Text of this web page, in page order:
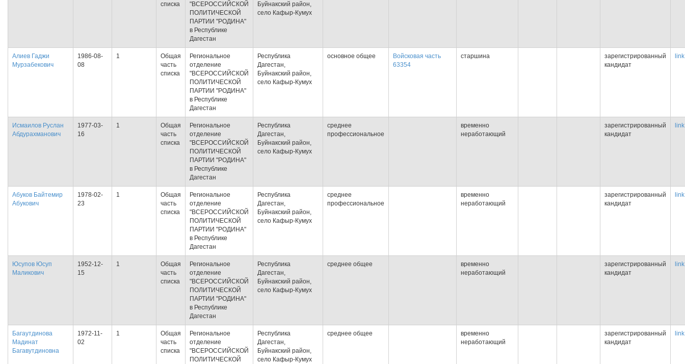
списка
"ВСЕРОССИЙСКОЙ
ПОЛИТИЧЕСКОЙ
ПАРТИИ "РОДИНА"
в Республике
Дагестан
Буйнакский район,
село Кафыр-Кумух
Алиев Гаджи
Мурзабекович
1986-08-
08
1
Общая
часть
списка
Региональное
отделение
"ВСЕРОССИЙСКОЙ
ПОЛИТИЧЕСКОЙ
ПАРТИИ "РОДИНА"
в Республике
Дагестан
Республика
Дагестан,
Буйнакский район,
село Кафыр-Кумух
основное общее
Войсковая часть
63354
старшина
зарегистрированный
кандидат
link
Исмаилов Руслан
Абдурахманович
1977-03-
16
1
Общая
часть
списка
Региональное
отделение
"ВСЕРОССИЙСКОЙ
ПОЛИТИЧЕСКОЙ
ПАРТИИ "РОДИНА"
в Республике
Дагестан
Республика
Дагестан,
Буйнакский район,
село Кафыр-Кумух
среднее
профессиональное
временно
неработающий
зарегистрированный
кандидат
link
Абуков Байтемир
Абукович
1978-02-
23
1
Общая
часть
списка
Региональное
отделение
"ВСЕРОССИЙСКОЙ
ПОЛИТИЧЕСКОЙ
ПАРТИИ "РОДИНА"
в Республике
Дагестан
Республика
Дагестан,
Буйнакский район,
село Кафыр-Кумух
среднее
профессиональное
временно
неработающий
зарегистрированный
кандидат
link
Юсупов Юсуп
Маликович
1952-12-
15
1
Общая
часть
списка
Региональное
отделение
"ВСЕРОССИЙСКОЙ
ПОЛИТИЧЕСКОЙ
ПАРТИИ "РОДИНА"
в Республике
Дагестан
Республика
Дагестан,
Буйнакский район,
село Кафыр-Кумух
среднее общее
временно
неработающий
зарегистрированный
кандидат
link
Багаутдинова
Мадинат
Багавутдиновна
1972-11-
02
1
Общая
часть
списка
Региональное
отделение
"ВСЕРОССИЙСКОЙ
ПОЛИТИЧЕСКОЙ
Республика
Дагестан,
Буйнакский район,
село Кафыр-Кумух
среднее общее
временно
неработающий
зарегистрированный
кандидат
link